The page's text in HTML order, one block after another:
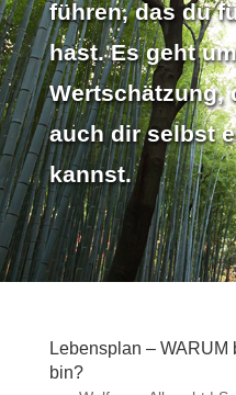
führen, das du
hast. Es geht
Wertschätzung,
auch dir selbst
kannst.
Lebensplan –
bin?